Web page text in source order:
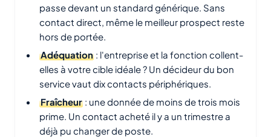
passe devant un standard générique. Sans
contact direct, même le meilleur prospect reste
hors de portée.
Adéquation : l'entreprise et la fonction collent-
elles à votre cible idéale ? Un décideur du bon
service vaut dix contacts périphériques.
Fraîcheur : une donnée de moins de trois mois
prime. Un contact acheté il y a un trimestre a
déjà pu changer de poste.